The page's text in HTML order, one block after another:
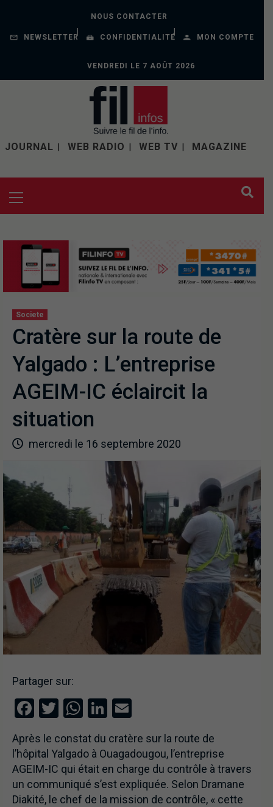
NOUS CONTACTER
NEWSLETTER CONFIDENTIALITÉ MON COMPTE
VENDREDI LE 7 AOÛT 2026
JOURNAL WEB RADIO WEB TV MAGAZINE
Societe
Cratère sur la route de
Yalgado : L’entreprise
AGEIM-IC éclaircit la
situation
mercredi le 16 septembre 2020
Partager sur:
Facebook
Twitter
WhatsApp
LinkedIn
Après le constat du cratère sur la route de
l’hôpital Yalgado à Ouagadougou, l’entreprise
AGEIM-IC qui était en charge du contrôle à travers
un communiqué s’est expliquée. Selon Dramane
Diakité, le chef de la mission de contrôle, « cette